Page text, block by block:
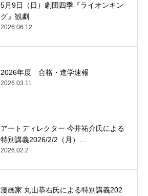
5月9日（日）劇団四季『ライオンキン
グ』観劇
2026.06.12
2026年度 合格・進学速報
2026.03.11
アートディレクター 今井祐介氏による
特別講義2026/2/2（月）…
2026.02.2
漫画家 丸山恭右氏による特別講義202